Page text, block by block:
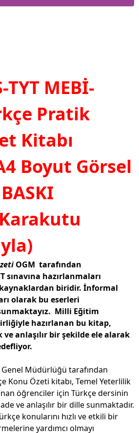
TYT MEBİ-
Pratik
Kitabı
Boyut Görsel
OGM tarafından
sınavına hazırlanmaları
biridir. İnformal
olarak bu eserleri
Milli Eğitim
hazırlanan bu kitap,
anlaşılır bir şekilde ele alarak
Müdürlüğü tarafından
Konu Özeti kitabı, Temel Yeterlilik
öğrenciler için Türkçe dersinin
ve anlaşılır bir dille sunmaktadır.
konularını hızlı ve etkili bir
yardımcı olmayı